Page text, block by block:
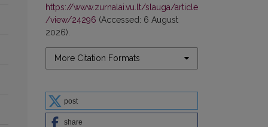
https://www.zurnalai.vu.lt/slauga/article
/view/24296 (Accessed: 6 August
2026).
More Citation Formats
post
share